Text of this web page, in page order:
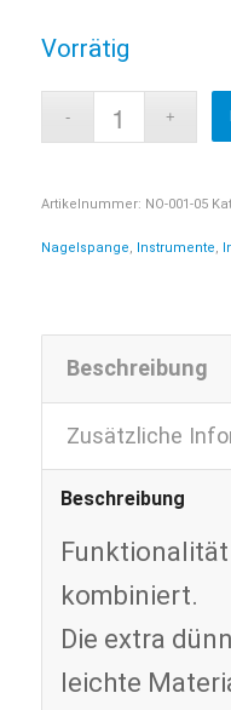
Vorrätig
Artikelnummer: NO-001-05
Nagelspange, Instrumente,
Beschreibung
Zusätzliche
Beschreibung
kombiniert.
Die extra
leichte